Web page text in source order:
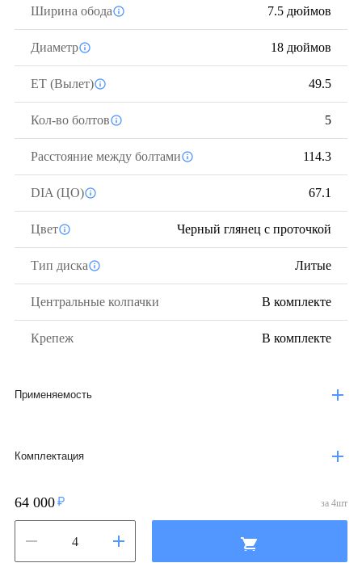
Ширина обода 7.5 дюймов
Диаметр 18 дюймов
ЕТ (Вылет) 49.5
Кол-во болтов 5
Расстояние между болтами 114.3
DIA (ЦО) 67.1
Цвет Черный глянец с проточкой
Тип диска Литые
Центральные колпачки В комплекте
Крепеж В комплекте
Применяемость
Комплектация
64 000 за 4шт